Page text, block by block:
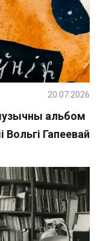
альбом
Вольгі Гапеевай
20.07.2026